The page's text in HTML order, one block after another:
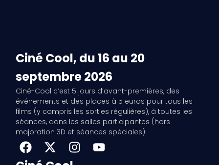
Ciné Cool, du 16 au 20
septembre 2026
Ciné-Cool c’est 5 jours d’avant-premières, des
événements et des places à 5 euros pour tous les
films (y compris les sorties régulières), à toutes les
séances, dans les salles participantes (hors
majoration 3D et séances spéciales).